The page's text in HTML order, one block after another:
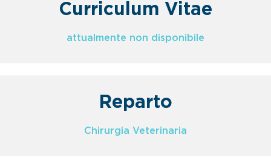
Curriculum Vitae
attualmente non disponibile
Reparto
Chirurgia Veterinaria